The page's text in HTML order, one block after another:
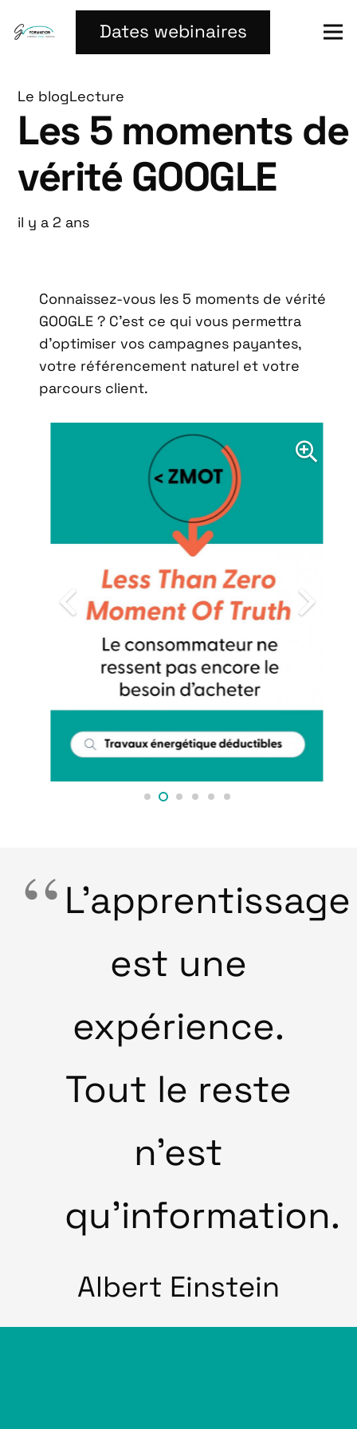
Dates webinaires
Le blogLecture
Les 5 moments de
vérité GOOGLE
il y a 2 ans
Connaissez-vous les 5 moments de vérité
GOOGLE ? C’est ce qui vous permettra
d’optimiser vos campagnes payantes,
votre référencement naturel et votre
parcours client.
L’apprentissage
est une
expérience.
Tout le reste
n’est
qu’information.
Albert Einstein